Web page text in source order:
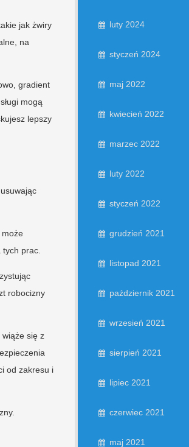
jak żwiry
na
gradient
mogą
lepszy
może
tych prac.
robocizny
wiąże się z
od zakresu i
luty 2024
styczeń 2024
maj 2022
kwiecień 2022
marzec 2022
luty 2022
styczeń 2022
grudzień 2021
listopad 2021
październik 2021
wrzesień 2021
sierpień 2021
lipiec 2021
czerwiec 2021
maj 2021